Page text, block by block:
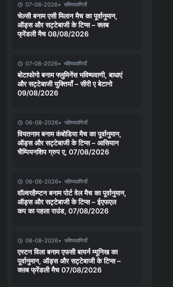
07-08-2026 भविष्यवाणियाँ
चेल्सी बनाम एसी मिलान मैच का पूर्वानुमान,
ऑड्स और सट्टेबाजी के टिप्स – क्लब
फ्रेंडली मैच 08/08/2026
07-08-2026 भविष्यवाणियाँ
बोटाफोगो बनाम फ्लुमिनेंस भविष्यवाणी, बाधाएं
और सट्टेबाजी युक्तियाँ – सीरी ए बेटानो
09/08/2026
06-08-2026 भविष्यवाणियाँ
वियतनाम बनाम कंबोडिया मैच का पूर्वानुमान,
ऑड्स और सट्टेबाजी के टिप्स – आसियान
चैम्पियनशिप ग्रुप ए, 07/08/2026
06-08-2026 भविष्यवाणियाँ
वॉल्वरहैम्प्टन बनाम पोर्ट वेल मैच का पूर्वानुमान,
ऑड्स और सट्टेबाजी के टिप्स – ईएफएल
कप का पहला राउंड, 07/08/2026
06-08-2026 भविष्यवाणियाँ
एस्टन विला बनाम एफसी बायर्न म्यूनिख का
पूर्वानुमान, ऑड्स और सट्टेबाजी के टिप्स –
क्लब फ्रेंडली मैच 07/08/2026